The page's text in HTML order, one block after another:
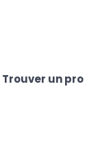
Trouver un pro